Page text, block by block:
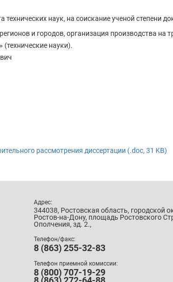
технических наук, на соискание ученой степени
и городов, организация производства на
науки).
рассмотрения диссертации (.doc, 31 KB)
Адрес:
344038, Ростовская область, городской
Ростов-на-Дону, площадь Ростовского
Ополчения, зд. 2.,
Телефон/факс:
8 (863) 255-32-83
Телефон приемной комиссии:
8 (800) 707-19-29